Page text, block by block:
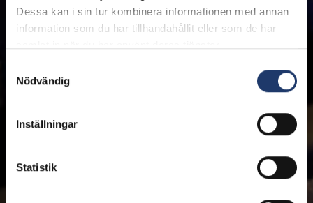
Dessa kan i sin tur kombinera informationen med annan
information som du har tillhandahållit eller som de har
Nödvändig
Inställningar
Statistik